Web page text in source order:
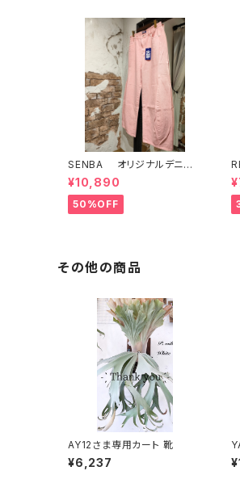
SENBA オリジナルデニ
ム ピンク
¥10,890
50%OFF
その他の商品
AY12さま専用カート 靴
¥6,237